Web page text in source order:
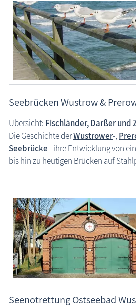
Seebrücken Wustrow &
Übersicht: Fischländer, Darßer und
Die Geschichte derWustrower-,
Seebrücke- ihre Entwicklung von
bis hin zu heutigen Brücken auf
Seenotrettung Ostseebad